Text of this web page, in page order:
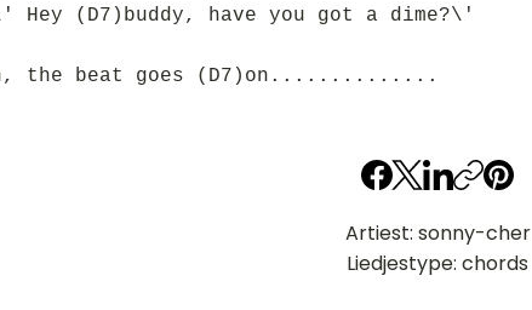
(D7)buddy, have you got a dime?\'
the beat goes (D7)on..............
Artiest: sonny-cher
Liedjestype: chords